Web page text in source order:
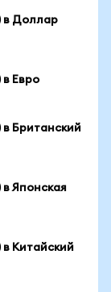
в Доллар
в Евро
Британский
Японская
Китайский